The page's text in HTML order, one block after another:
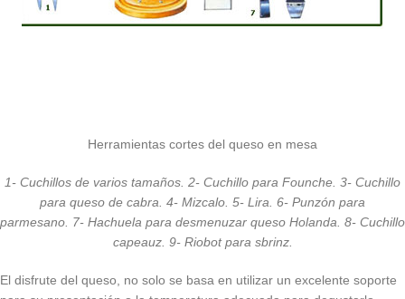
Herramientas cortes del queso en mesa
1- Cuchillos de varios tamaños. 2- Cuchillo para Founche. 3- Cuchillo
para queso de cabra. 4- Mizcalo. 5- Lira. 6- Punzón para
parmesano. 7- Hachuela para desmenuzar queso Holanda. 8- Cuchillo
capeauz. 9-Riobot para sbrinz.
El disfrute del queso, no solo se basa en utilizar un excelente soporte